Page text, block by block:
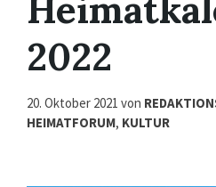
2022
20. Oktober 2021 von
HEIMATFORUM, KULTUR